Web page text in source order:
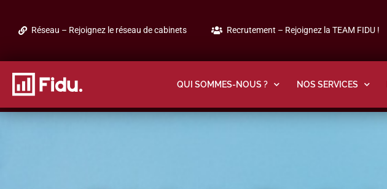
Réseau – Rejoignez le réseau de cabinets Recrutement – Rejoignez la TEAM FIDU !
QUI SOMMES-NOUS ? NOS SERVICES